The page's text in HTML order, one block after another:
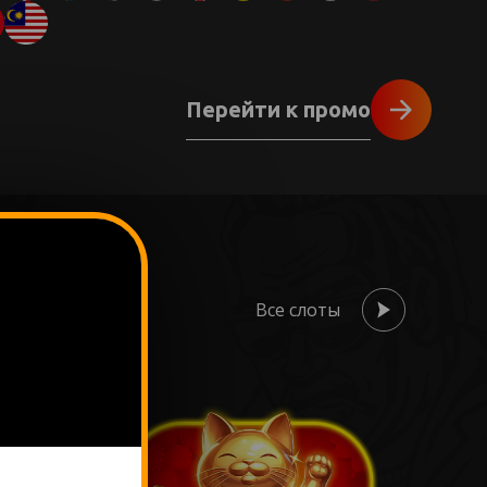
Перейти к промо
Все слоты